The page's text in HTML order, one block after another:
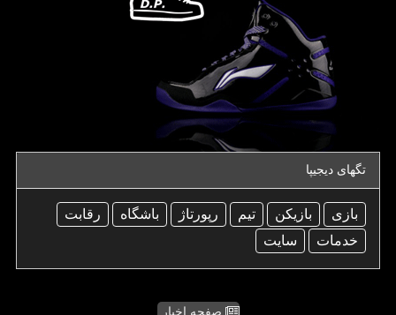
تگهای دیجیپا
بازی بازیكن تیم رپورتاژ باشگاه
رقابت
خدمات
سایت
صفحه اخبار